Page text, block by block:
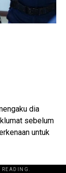
dia
sebelum
untuk